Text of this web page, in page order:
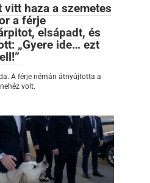
haza a szemetes
a férje
elsápadt, és
„Gyere ide… ezt
A férje némán átnyújtotta a
volt.